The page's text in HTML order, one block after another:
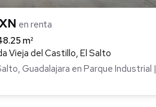
en renta
m²
Vieja del Castillo, El Salto
Guadalajara en Parque Industrial |